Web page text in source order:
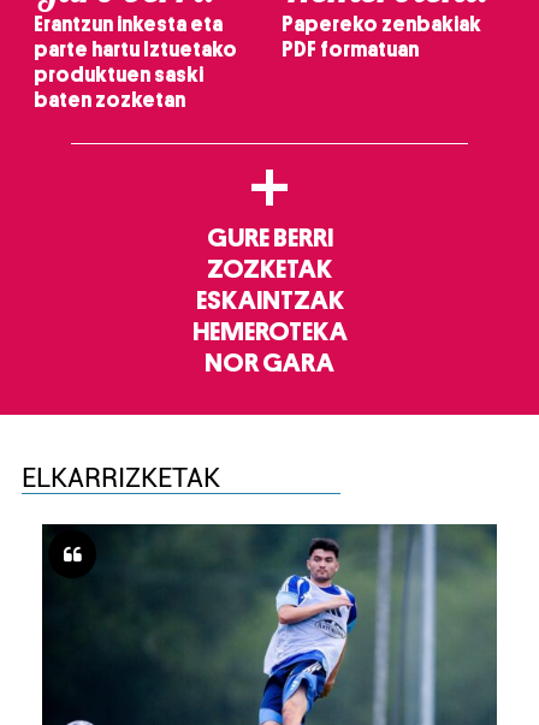
Erantzun inkesta eta
parte hartu Iztuetako
produktuen saski
baten zozketan
Papereko zenbakiak
PDF formatuan
+
GURE BERRI
ZOZKETAK
ESKAINTZAK
HEMEROTEKA
NOR GARA
ELKARRIZKETAK